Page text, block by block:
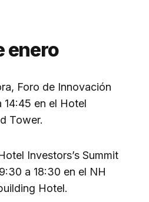
enero
Foro de Innovación
en el Hotel
Tower.
Investors’s Summit
a 18:30 en el NH
Hotel.